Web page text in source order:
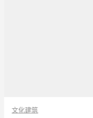
文化建筑